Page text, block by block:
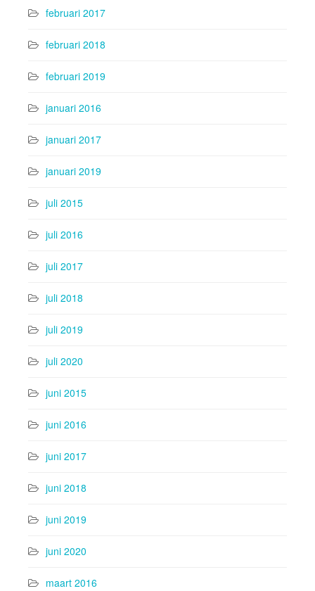
februari 2017
februari 2018
februari 2019
januari 2016
januari 2017
januari 2019
juli 2015
juli 2016
juli 2017
juli 2018
juli 2019
juli 2020
juni 2015
juni 2016
juni 2017
juni 2018
juni 2019
juni 2020
maart 2016